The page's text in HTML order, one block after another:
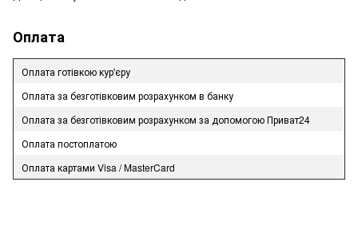
Оплата
Оплата готівкою кур'єру
Оплата за безготівковим розрахунком в банку
Оплата за безготівковим розрахунком за допомогою Приват24
Оплата постоплатою
Оплата картами Visa / MasterCard